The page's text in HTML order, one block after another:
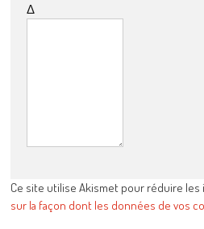
Δ
Ce site utilise Akismet pour réduire les
sur la façon dont les données de vos